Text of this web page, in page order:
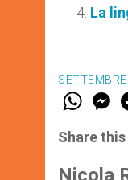
La
W
t
s
p
M
e
s
e
g
Share
Nicola